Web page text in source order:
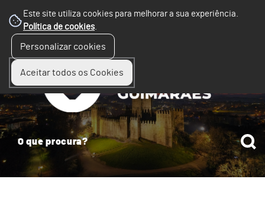
Este site utiliza cookies para melhorar a sua experiência.
Política de cookies.
Personalizar cookies
Aceitar todos os Cookies